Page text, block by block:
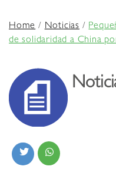
Home/Noticias /
de solidaridad a China